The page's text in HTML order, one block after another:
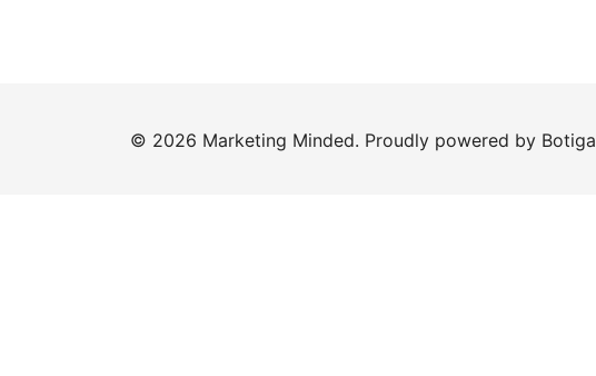
© 2026 Marketing Minded. Proudly powered by Botiga